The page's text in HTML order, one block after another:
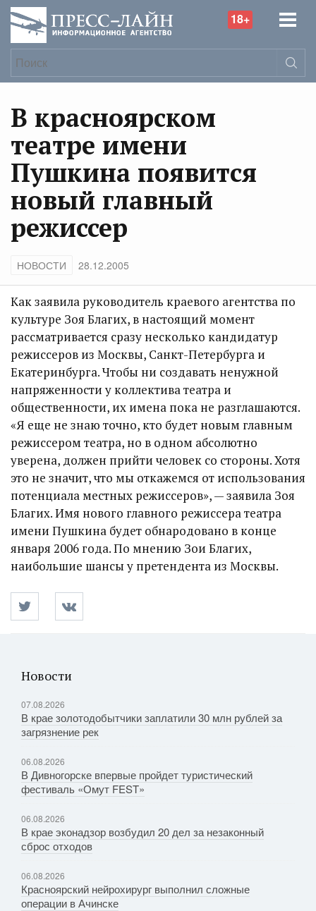
18+
В красноярском
театре имени
Пушкина появится
новый главный
режиссер
НОВОСТИ 28.12.2005
Как заявила руководитель краевого агентства по
культуре Зоя Благих, в настоящий момент
рассматривается сразу несколько кандидатур
режиссеров из Москвы, Санкт-Петербурга и
Екатеринбурга. Чтобы ни создавать ненужной
напряженности у коллектива театра и
общественности, их имена пока не разглашаются.
«Я еще не знаю точно, кто будет новым главным
режиссером театра, но в одном абсолютно
уверена, должен прийти человек со стороны. Хотя
это не значит, что мы откажемся от использования
потенциала местных режиссеров», — заявила Зоя
Благих. Имя нового главного режиссера театра
имени Пушкина будет обнародовано в конце
января 2006 года. По мнению Зои Благих,
наибольшие шансы у претендента из Москвы.
Новости
07.08.2026
В крае золотодобытчики заплатили 30 млн рублей за
загрязнение рек
06.08.2026
В Дивногорске впервые пройдет туристический
фестиваль «Омут FEST»
06.08.2026
В крае эконадзор возбудил 20 дел за незаконный
сброс отходов
06.08.2026
Красноярский нейрохирург выполнил сложные
операции в Ачинске